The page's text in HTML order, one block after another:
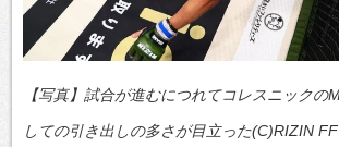
【写真】試合が進むにつれてコレスニックの
しての引き出しの多さが目立った(C)RIZIN FF